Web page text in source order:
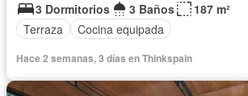
3 Dormitorios
3 Baños
187 m²
Terraza
Cocina equipada
Hace 2 semanas, 3 días en Thinkspain